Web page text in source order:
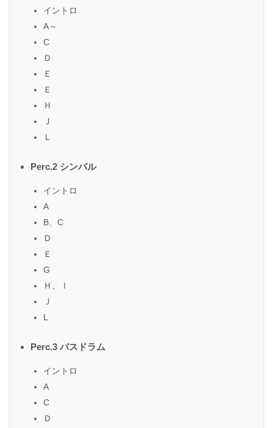
イントロ
A～
C
Ｄ
Ｅ
Ｅ
Ｈ
Ｊ
Ｌ
Perc.2 シンバル
イントロ
A
B、C
Ｄ
Ｅ
G
Ｈ、Ｉ
Ｊ
L
Perc.3 バスドラム
イントロ
A
C
Ｄ